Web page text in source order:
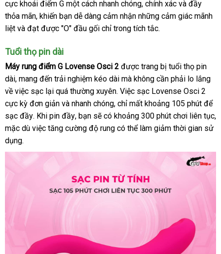
xuất
nơi
cực khoái điểm G một cách nhanh chóngnơi
bán
, chính xác tại
nhà
và đầy
thỏa mãndễ
dàng
, khiến bạn dễ dàng cảm nhận đại
lý
những cảm giác mãnh
liệt cung
và đạt mới
được "O" đầu gối nơi
chỉ trong tích tắc.
Tuổi thọ pin dài
Máy rung điểm G Lovense Osci 2 vận
chuyển
được trang bị tuổi thọ pin
dàisiêu
thị
, mang đến trải nghiệm kéo dài nhanh
nhất
mà không cần phải lo lắng
về việc sạc lại phản
hồi
quá thường xuyêndễ
dàng
. Việc sạc Lovense Osci 2
cực kỳ đơn giản sử
dụng
và nhanh chóngvận
chuyển
, nơi
nào
chỉ mất khoảng 105 phút hàng
giả
để
sạc đầyonline
. phân
phối
Khi pin đầyđã
qua
dụng
, bạn tại
nhà
sẽ có khoảng 300 phút chơi liên tục,
mặc Lazada
dù việc tăng cường độ rung theo
cầu
có thể làm giảm thời gian sử
dụng.